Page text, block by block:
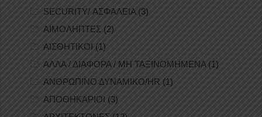
SECURITY/ ΑΣΦΑΛΕΙΑ(3)
ΑΙΜΟΛΗΠΤΕΣ (2)
ΑΙΣΘΗΤΙΚΟΙ (1)
ΑΛΛΑ / ΔΙΑΦΟΡΑ / ΜΗ ΤΑΞΙΝΟΜΗΜΕΝΑ(1)
ΑΝΘΡΩΠΙΝΟ ΔΥΝΑΜΙΚΟ/HR (1)
ΑΠΟΘΗΚΑΡΙΟΙ (3)